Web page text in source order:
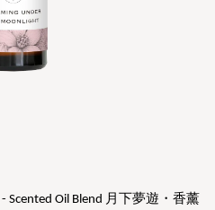
Scented Oil Blend 月下夢遊・香薰